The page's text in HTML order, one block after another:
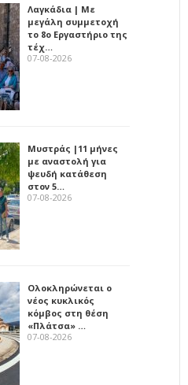
Λαγκάδια | Με
μεγάλη συμμετοχή
το 8ο Εργαστήριο της
τέχ…
07-08-2026
Μυστράς |11 μήνες
με αναστολή για
ψευδή κατάθεση
στον 5…
07-08-2026
Ολοκληρώνεται ο
νέος κυκλικός
κόμβος στη θέση
«Πλάτσα» …
07-08-2026